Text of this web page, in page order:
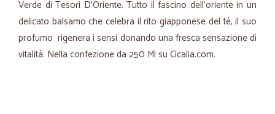
Verde di Tesori D'Oriente. Tutto il fascino dell'oriente in un
delicato balsamo che celebra il rito giapponese del té, il suo
profumo rigenera i sensi donando una fresca sensazione di
vitalità. Nella confezione da 250 Ml su Cicalia.com.